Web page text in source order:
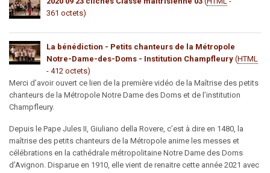
361 octets)
La bénédiction - Petits chanteurs de la Métropole
Notre-Dame-des-Doms - Institution Champfleury (HTML
- 412 octets)
Merci d’avoir ouvert ce lien de la première vidéo de la Maîtrise des petits
chanteurs de la Métropole Notre Dame des Doms et de l’institution
Champfleury.
Depuis le Pape Jules II, Giuliano della Rovere, c’est à dire en 1480, la
maîtrise des petits chanteurs de la Métropole anime les messes et
célébrations en la cathédrale métropolitaine Notre Dame des Doms
d’Avignon. Disparue en 1910, elle vient de renaitre cette année 2021 avec